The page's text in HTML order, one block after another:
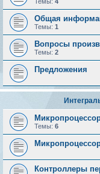
Общая
Темы: 1
Вопросы
Темы: 2
Предложения
Темы: 6
Контроллеры